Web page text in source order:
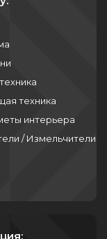
техника
интерьера
/ Измельчители